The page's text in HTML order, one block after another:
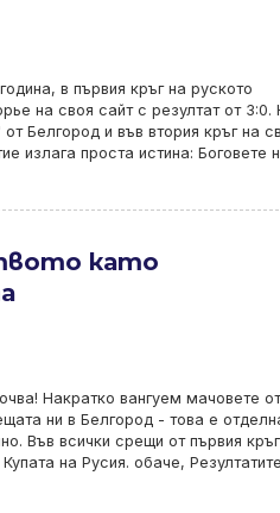
в първия кръг на руското
на своя сайт с резултат от 3:0.
Белгород и във втория кръг на
излага проста истина: Боговете
като
Накратко вангуем мачовете от
ни в Белгород - това е
Във всички срещи от първия
на Русия. обаче,